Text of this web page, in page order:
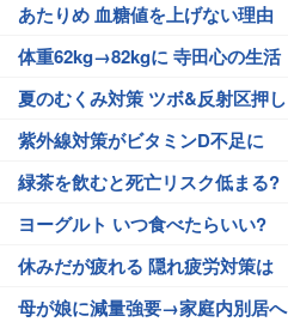
あたりめ 血糖値を上げない理由
体重62kg→82kgに 寺田心の生活
夏のむくみ対策 ツボ&反射区押し
紫外線対策がビタミンD不足に
緑茶を飲むと死亡リスク低まる?
ヨーグルト いつ食べたらいい?
休みだが疲れる 隠れ疲労対策は
母が娘に減量強要→家庭内別居へ